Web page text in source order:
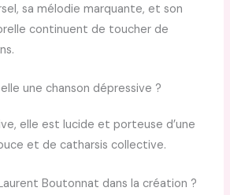
sa mélodie marquante, et son
continuent de toucher de
une chanson dépressive ?
elle est lucide et porteuse d’une
et de catharsis collective.
Boutonnat dans la création ?